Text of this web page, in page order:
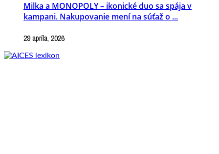
Milka a MONOPOLY – ikonické duo sa spája v
kampani. Nakupovanie mení na súťaž o ...
29 apríla, 2026